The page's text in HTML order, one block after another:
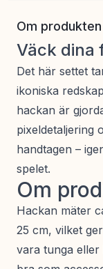
Om produkten
Väck dina
Det här settet
ikoniska
hackan är
pixeldetaljering
handtagen –
spelet.
Om
Hackan mäter
25 cm, vilket
vara tunga eller